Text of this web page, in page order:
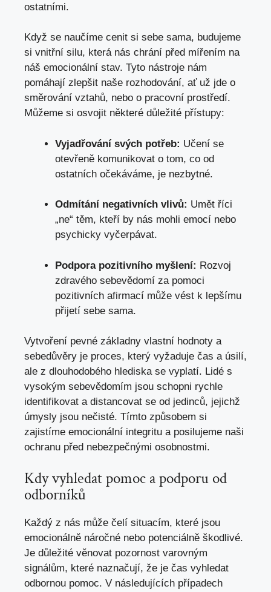
ostatními.
Když se naučíme cenit si sebe sama, budujeme
si vnitřní silu, která nás chrání před mířením na
náš emocionální stav. Tyto nástroje nám
pomáhají zlepšit naše rozhodování, ať už jde o
směrování vztahů, nebo o pracovní prostředí.
Můžeme si osvojit některé důležité přístupy:
Vyjadřování svých potřeb: Učení se
otevřeně komunikovat o tom, co od
ostatních očekáváme, je nezbytné.
Odmítání negativních vlivů: Umět říci
„ne“ těm, kteří by nás mohli emocí nebo
psychicky vyčerpávat.
Podpora pozitivního myšlení: Rozvoj
zdravého sebevědomí za pomoci
pozitivních afirmací může vést k lepšímu
přijetí sebe sama.
Vytvoření pevné základny vlastní hodnoty a
sebedůvěry je proces, který vyžaduje čas a úsilí,
ale z dlouhodobého hlediska se vyplatí. Lidé s
vysokým sebevědomím jsou schopni rychle
identifikovat a distancovat se od jedinců, jejichž
úmysly jsou nečisté. Tímto způsobem si
zajistíme emocionální integritu a posilujeme naši
ochranu před nebezpečnými osobnostmi.
Kdy vyhledat pomoc a podporu od
odborníků
Každý z nás může čelí situacím, které jsou
emocionálně náročné nebo potenciálně škodlivé.
Je důležité věnovat pozornost varovným
signálům, které naznačují, že je čas vyhledat
odbornou pomoc. V následujících případech